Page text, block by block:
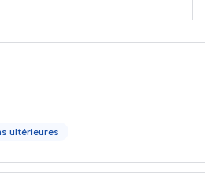
ultérieures